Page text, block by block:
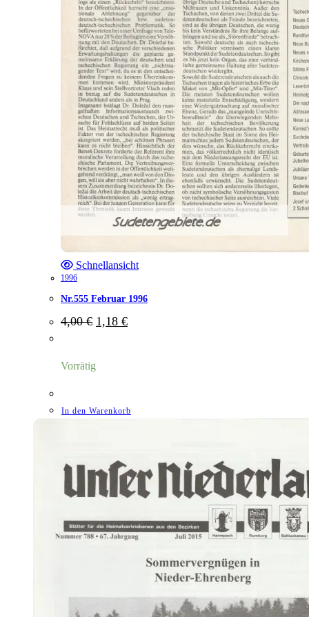
Schnellansicht
1996
Nr.555 Februar 1996
4,00€ Ursprünglicher
Preis
1,18 €Aktueller
Vorrätig
In den Warenkorb